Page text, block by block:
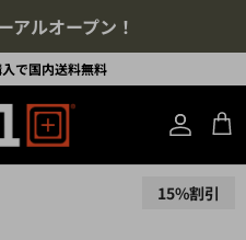
アルオープン！
で国内送料無料
アカウント
カ
15%割引